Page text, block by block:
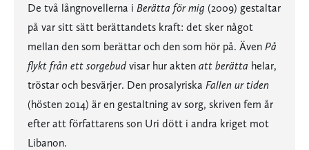
De två långnovellerna i Berätta för mig (2009) gestaltar
på var sitt sätt berättandets kraft: det sker något
mellan den som berättar och den som hör på. Även På
flykt från ett sorgebud visar hur akten att berätta helar,
tröstar och besvärjer. Den prosalyriska Fallen ur tiden
(hösten 2014) är en gestaltning av sorg, skriven fem år
efter att författarens son Uri dött i andra kriget mot
Libanon.